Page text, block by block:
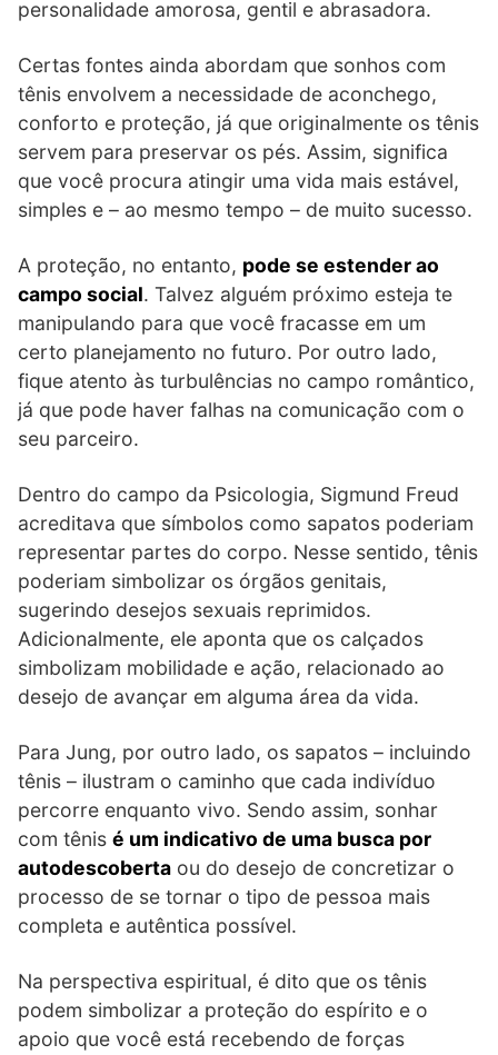
personalidade amorosa, gentil e abrasadora.
Certas fontes ainda abordam que sonhos com
tênis envolvem a necessidade de aconchego,
conforto e proteção, já que originalmente os tênis
servem para preservar os pés. Assim, significa
que você procura atingir uma vida mais estável,
simples e – ao mesmo tempo – de muito sucesso.
A proteção, no entanto, pode se estender ao
campo social. Talvez alguém próximo esteja te
manipulando para que você fracasse em um
certo planejamento no futuro. Por outro lado,
fique atento às turbulências no campo romântico,
já que pode haver falhas na comunicação com o
seu parceiro.
Dentro do campo da Psicologia, Sigmund Freud
acreditava que símbolos como sapatos poderiam
representar partes do corpo. Nesse sentido, tênis
poderiam simbolizar os órgãos genitais,
sugerindo desejos sexuais reprimidos.
Adicionalmente, ele aponta que os calçados
simbolizam mobilidade e ação, relacionado ao
desejo de avançar em alguma área da vida.
Para Jung, por outro lado, os sapatos – incluindo
tênis – ilustram o caminho que cada indivíduo
percorre enquanto vivo. Sendo assim, sonhar
com tênis é um indicativo de uma busca por
autodescoberta ou do desejo de concretizar o
processo de se tornar o tipo de pessoa mais
completa e autêntica possível.
Na perspectiva espiritual, é dito que os tênis
podem simbolizar a proteção do espírito e o
apoio que você está recebendo de forças